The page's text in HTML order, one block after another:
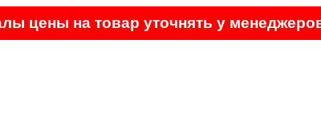
цены на товар уточнять у